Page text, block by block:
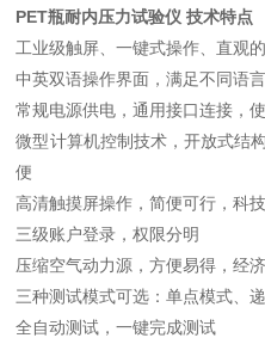
PET瓶耐内压力试验仪 技术特点
工业级触屏、一键式操作、直观
中英双语操作界面，满足不同语
常规电源供电，通用接口连接，
微型计算机控制技术，开放式结
便
高清触摸屏操作，简便可行，科
三级账户登录，权限分明
压缩空气动力源，方便易得，经
三种测试模式可选：单点模式、
全自动测试，一键完成测试